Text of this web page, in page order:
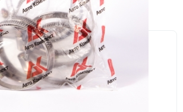
В НАЯВНОСТІ
В НАЯВНОСТІ: 3шт.
АРТИКУЛ: 27141